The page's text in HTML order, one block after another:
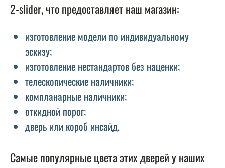
2-slider, что предоставляет наш магазин:
изготовление модели по индивидуальному
эскизу;
изготовление нестандартов без наценки;
телескопические наличники;
компланарные наличники;
откидной порог;
дверь или короб инсайд.
Самые популярные цвета этих дверей у наших